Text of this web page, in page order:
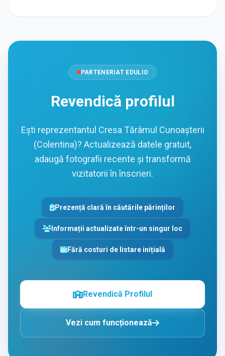
PARTENERIAT EDULIO
Revendică profilul
Ești reprezentantul Cresa Tărâmul Cunoașterii
(Colentina)? Actualizează datele gratuit,
adaugă fotografii recente și transformă
vizitatorii în înscrieri.
Prezență clară în căutările părinților
Informații actualizate într-un singur loc
Fără costuri de listare inițială
Revendică Profilul
Vezi cum funcționează